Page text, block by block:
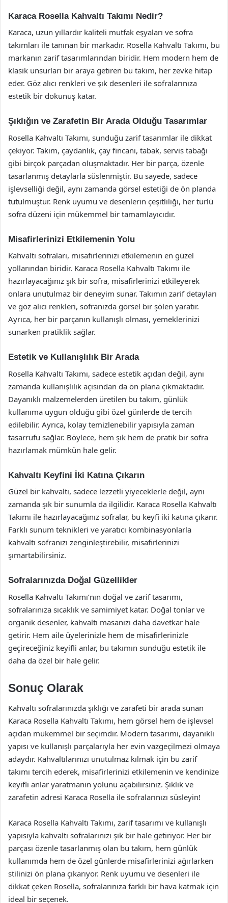
Karaca Rosella Kahvaltı Takımı Nedir?
Karaca, uzun yıllardır kaliteli mutfak eşyaları ve sofra
takımları ile tanınan bir markadır. Rosella Kahvaltı Takımı, bu
markanın zarif tasarımlarından biridir. Hem modern hem de
klasik unsurları bir araya getiren bu takım, her zevke hitap
eder. Göz alıcı renkleri ve şık desenleri ile sofralarınıza
estetik bir dokunuş katar.
Şıklığın ve Zarafetin Bir Arada Olduğu Tasarımlar
Rosella Kahvaltı Takımı, sunduğu zarif tasarımlar ile dikkat
çekiyor. Takım, çaydanlık, çay fincanı, tabak, servis tabağı
gibi birçok parçadan oluşmaktadır. Her bir parça, özenle
tasarlanmış detaylarla süslenmiştir. Bu sayede, sadece
işlevselliği değil, aynı zamanda görsel estetiği de ön planda
tutulmuştur. Renk uyumu ve desenlerin çeşitliliği, her türlü
sofra düzeni için mükemmel bir tamamlayıcıdır.
Misafirlerinizi Etkilemenin Yolu
Kahvaltı sofraları, misafirlerinizi etkilemenin en güzel
yollarından biridir. Karaca Rosella Kahvaltı Takımı ile
hazırlayacağınız şık bir sofra, misafirlerinizi etkileyerek
onlara unutulmaz bir deneyim sunar. Takımın zarif detayları
ve göz alıcı renkleri, sofranızda görsel bir şölen yaratır.
Ayrıca, her bir parçanın kullanışlı olması, yemeklerinizi
sunarken pratiklik sağlar.
Estetik ve Kullanışlılık Bir Arada
Rosella Kahvaltı Takımı, sadece estetik açıdan değil, aynı
zamanda kullanışlılık açısından da ön plana çıkmaktadır.
Dayanıklı malzemelerden üretilen bu takım, günlük
kullanıma uygun olduğu gibi özel günlerde de tercih
edilebilir. Ayrıca, kolay temizlenebilir yapısıyla zaman
tasarrufu sağlar. Böylece, hem şık hem de pratik bir sofra
hazırlamak mümkün hale gelir.
Kahvaltı Keyfini İki Katına Çıkarın
Güzel bir kahvaltı, sadece lezzetli yiyeceklerle değil, aynı
zamanda şık bir sunumla da ilgilidir. Karaca Rosella Kahvaltı
Takımı ile hazırlayacağınız sofralar, bu keyfi iki katına çıkarır.
Farklı sunum teknikleri ve yaratıcı kombinasyonlarla
kahvaltı sofranızı zenginleştirebilir, misafirlerinizi
şımartabilirsiniz.
Sofralarınızda Doğal Güzellikler
Rosella Kahvaltı Takımı’nın doğal ve zarif tasarımı,
sofralarınıza sıcaklık ve samimiyet katar. Doğal tonlar ve
organik desenler, kahvaltı masanızı daha davetkar hale
getirir. Hem aile üyelerinizle hem de misafirlerinizle
geçireceğiniz keyifli anlar, bu takımın sunduğu estetik ile
daha da özel bir hale gelir.
Sonuç Olarak
Kahvaltı sofralarınızda şıklığı ve zarafeti bir arada sunan
Karaca Rosella Kahvaltı Takımı, hem görsel hem de işlevsel
açıdan mükemmel bir seçimdir. Modern tasarımı, dayanıklı
yapısı ve kullanışlı parçalarıyla her evin vazgeçilmezi olmaya
adaydır. Kahvaltılarınızı unutulmaz kılmak için bu zarif
takımı tercih ederek, misafirlerinizi etkilemenin ve kendinize
keyifli anlar yaratmanın yolunu açabilirsiniz. Şıklık ve
zarafetin adresi Karaca Rosella ile sofralarınızı süsleyin!
Karaca Rosella Kahvaltı Takımı, zarif tasarımı ve kullanışlı
yapısıyla kahvaltı sofralarınızı şık bir hale getiriyor. Her bir
parçası özenle tasarlanmış olan bu takım, hem günlük
kullanımda hem de özel günlerde misafirlerinizi ağırlarken
stilinizi ön plana çıkarıyor. Renk uyumu ve desenleri ile
dikkat çeken Rosella, sofralarınıza farklı bir hava katmak için
ideal bir seçenek.